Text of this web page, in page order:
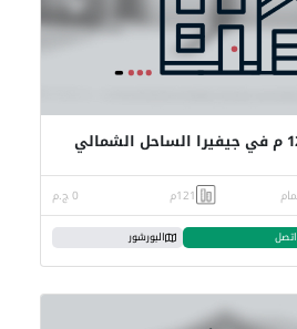
شاليه بجاردن للبيع 121 م في جيفيرا الساحل الشمالي
121م 0 ج.م
اتصل البورشور